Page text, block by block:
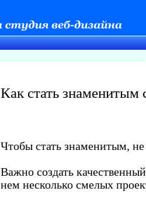
Как стать
Чтобы стать знаменитым, не
Важно создать
нем несколько смелых